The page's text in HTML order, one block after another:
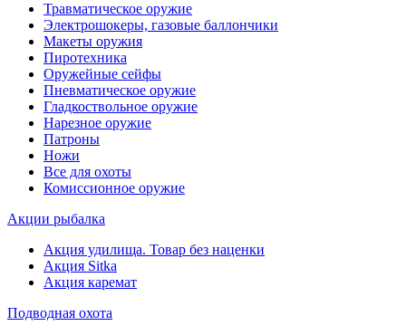
Травматическое оружие
Электрошокеры, газовые баллончики
Макеты оружия
Пиротехника
Оружейные сейфы
Пневматическое оружие
Гладкоствольное оружие
Нарезное оружие
Патроны
Ножи
Все для охоты
Комиссионное оружие
Акции рыбалка
Акция удилища. Товар без наценки
Акция Sitka
Акция каремат
Подводная охота